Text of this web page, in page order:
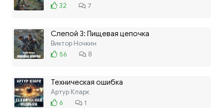
32
7
Слепой 3: Пищевая цепочка
Виктор Ночкин
56
8
Техническая ошибка
Артур Кларк
6
1